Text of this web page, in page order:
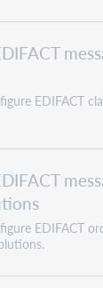
EDIFACT
EDIFACT